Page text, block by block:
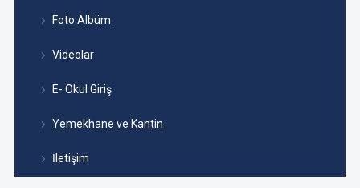
Foto Albüm
Videolar
E- Okul Giriş
Yemekhane ve Kantin
İletişim